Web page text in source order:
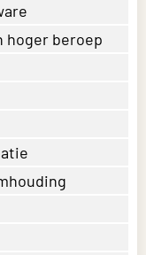
hoger beroep